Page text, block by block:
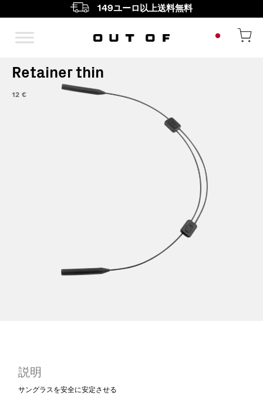
149ユーロ以上送料無料
メインナビゲーション
Retainer thin
12 €
説明
サングラスを安全に安定させる